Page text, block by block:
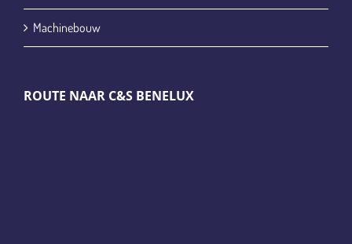
Machinebouw
ROUTE NAAR C&S BENELUX